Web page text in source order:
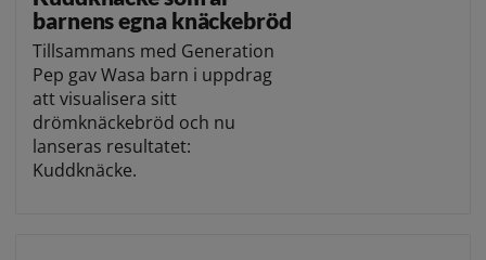
barnens egna knäckebröd
Tillsammans med Generation
Pep gav Wasa barn i uppdrag
att visualisera sitt
drömknäckebröd och nu
lanseras resultatet:
Kuddknäcke.